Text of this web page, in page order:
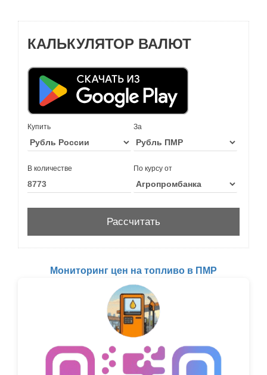
КАЛЬКУЛЯТОР ВАЛЮТ
Купить За
В количестве По курсу от
Мониторинг цен на топливо в ПМР